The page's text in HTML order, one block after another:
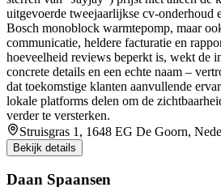
uitgevoerde tweejaarlijkse cv‑onderhoud
Bosch monoblock warmtepomp, maar
communicatie, heldere facturatie en
hoeveelheid reviews beperkt is, wekt de
concrete details en een echte naam –
dat toekomstige klanten aanvullende
lokale platforms delen om de
verder te versterken.
Struisgras 1, 1648 EG De Goorn,
Bekijk details
Daan Spaansen